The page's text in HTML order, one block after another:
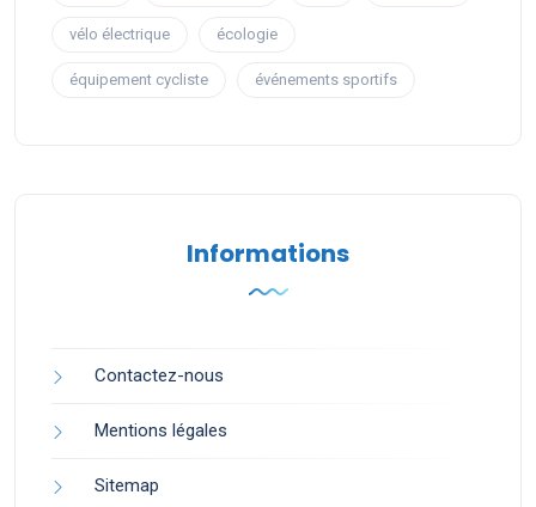
vélo électrique écologie
équipement cycliste événements sportifs
Informations
Contactez-nous
Mentions légales
Sitemap